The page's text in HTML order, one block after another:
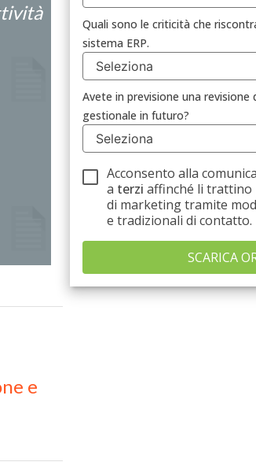
e
Quali sono le criticità che
sistema ERP.
Avete in previsione una
gestionale in futuro?
Acconsento alla
a terzi affinché li
di marketing tramite
e tradizionali di contatto.